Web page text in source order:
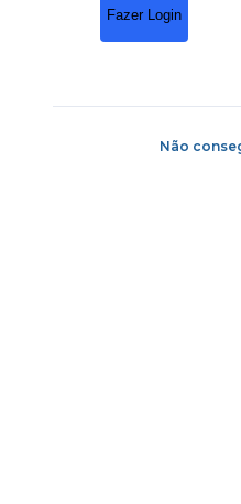
Fazer Login
Não